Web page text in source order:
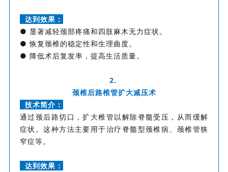
达到效果：
● 显著减轻颈部疼痛和四肢麻木无力症状。
● 恢复颈椎的稳定性和生理曲度。
● 降低术后复发率，提高生活质量。
2.
颈椎后路椎管扩大减压术
技术简介：
通过颈后路切口，扩大椎管以解除脊髓受压，从而缓解
症状。这种方法主要用于治疗脊髓型颈椎病、颈椎管狭
窄症等。
达到效果：